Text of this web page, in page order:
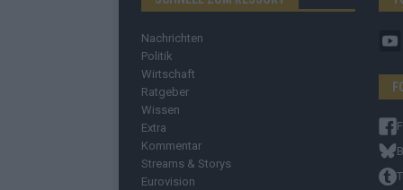
Nachrichten
Politik
Wirtschaft
Ratgeber
Wissen
Extra
Kommentar
Streams & Storys
Eurovision